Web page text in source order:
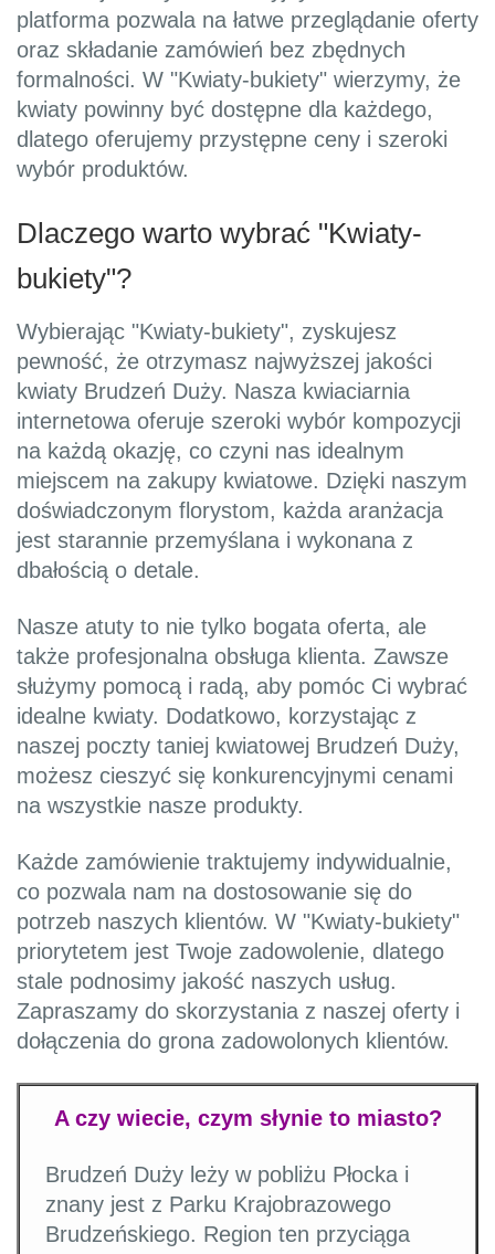
platforma pozwala na łatwe przeglądanie oferty
oraz składanie zamówień bez zbędnych
formalności. W "Kwiaty-bukiety" wierzymy, że
kwiaty powinny być dostępne dla każdego,
dlatego oferujemy przystępne ceny i szeroki
wybór produktów.
Dlaczego warto wybrać "Kwiaty-
bukiety"?
Wybierając "Kwiaty-bukiety", zyskujesz
pewność, że otrzymasz najwyższej jakości
kwiaty Brudzeń Duży. Nasza kwiaciarnia
internetowa oferuje szeroki wybór kompozycji
na każdą okazję, co czyni nas idealnym
miejscem na zakupy kwiatowe. Dzięki naszym
doświadczonym florystom, każda aranżacja
jest starannie przemyślana i wykonana z
dbałością o detale.
Nasze atuty to nie tylko bogata oferta, ale
także profesjonalna obsługa klienta. Zawsze
służymy pomocą i radą, aby pomóc Ci wybrać
idealne kwiaty. Dodatkowo, korzystając z
naszej poczty taniej kwiatowej Brudzeń Duży,
możesz cieszyć się konkurencyjnymi cenami
na wszystkie nasze produkty.
Każde zamówienie traktujemy indywidualnie,
co pozwala nam na dostosowanie się do
potrzeb naszych klientów. W "Kwiaty-bukiety"
priorytetem jest Twoje zadowolenie, dlatego
stale podnosimy jakość naszych usług.
Zapraszamy do skorzystania z naszej oferty i
dołączenia do grona zadowolonych klientów.
A czy wiecie, czym słynie to miasto?
Brudzeń Duży leży w pobliżu Płocka i
znany jest z Parku Krajobrazowego
Brudzeńskiego. Region ten przyciąga